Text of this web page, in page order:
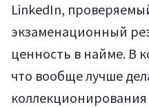
LinkedIn,
экзаменационный
ценность в найме. В
что вообще лучше